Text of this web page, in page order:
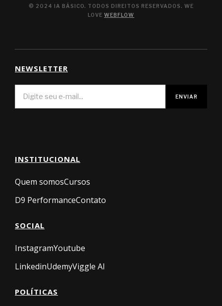
© 2024 IA BÁSICO. TODOS DIREITOS RESERVADOS. WE
LOVE WEBFLOW
NEWSLETTER
INSTITUCIONAL
Quem somosCursos
D9 PerformanceContato
SOCIAL
InstagramYoutube
LinkedinUdemyViggle AI
POLÍTICAS